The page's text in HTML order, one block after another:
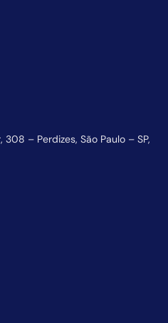
308 – Perdizes, São Paulo – SP,